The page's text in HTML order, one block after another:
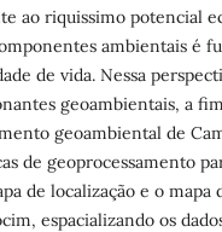
ao riquissimo potencial
ambientais é
de vida. Nessa
geoambientais, a
geoambiental de
de geoprocessamento
de localização e o mapa
espacializando os